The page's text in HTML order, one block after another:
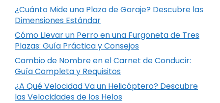
¿Cuánto Mide una Plaza de Garaje? Descubre las
Dimensiones Estándar
Cómo Llevar un Perro en una Furgoneta de Tres
Plazas: Guía Práctica y Consejos
Cambio de Nombre en el Carnet de Conducir:
Guía Completa y Requisitos
¿A Qué Velocidad Va un Helicóptero? Descubre
las Velocidades de los Helos